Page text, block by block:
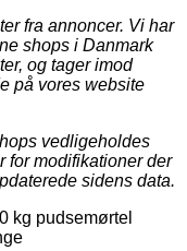
fra annoncer. Vi har
shops i Danmark
og tager imod
på vores website
vedligeholdes
for modifikationer der
sidens data.
kg pudsemørtel